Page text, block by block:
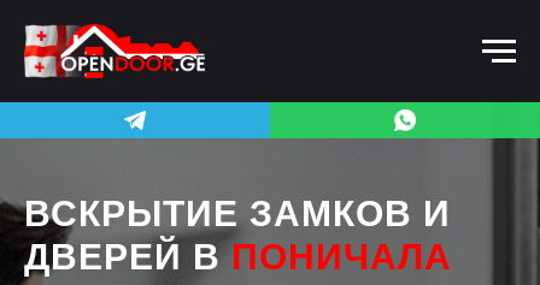
ВСКРЫТИЕ ЗАМКОВ И
ДВЕРЕЙ ВПОНИЧАЛА